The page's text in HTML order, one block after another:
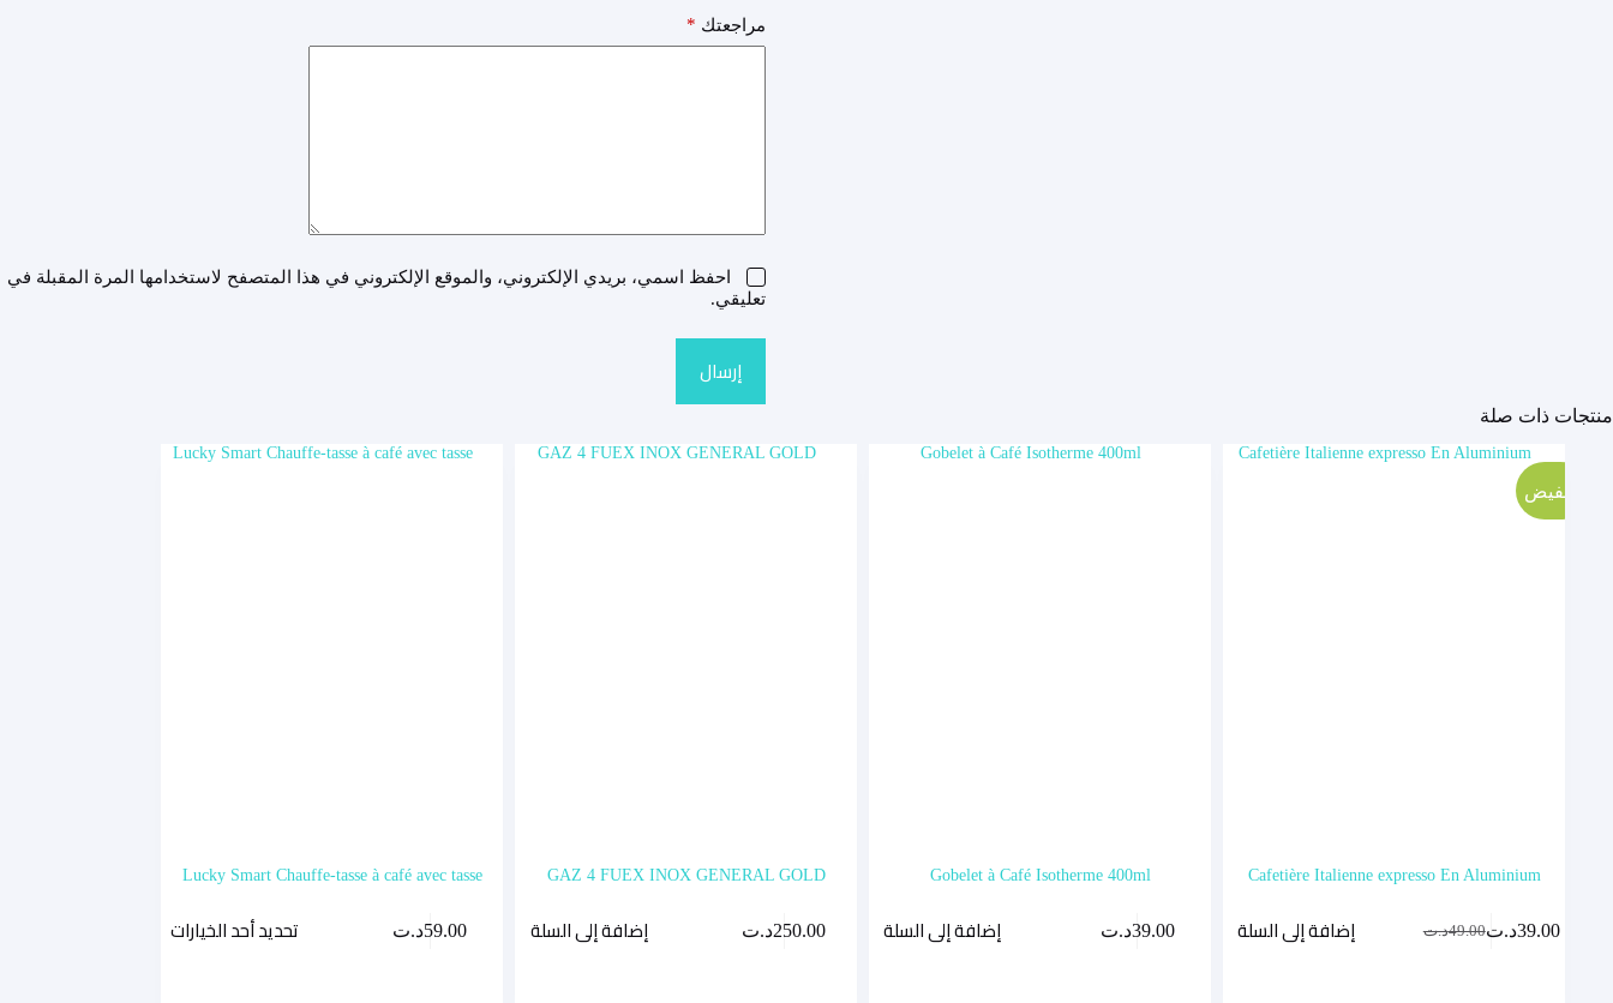
مراجعتك *
احفظ اسمي، بريدي الإلكتروني، والموقع الإلكتروني في هذا المتصفح لاستخدامها المرة المقبلة في
تعليقي.
إرسال
منتجات ذات صلة
تخفيض
Cafetière Italienne expresso En Aluminium
49.00د.تالسعر
39.00د.تالسعر
إضافة إلى السلة
Gobelet à Café Isotherme 400ml
39.00د.ت إضافة إلى السلة
GAZ 4 FUEX INOX GENERAL GOLD
250.00د.ت إضافة إلى السلة
Lucky Smart Chauffe-tasse à café avec tasse
59.00د.ت تحديد أحد الخيارات